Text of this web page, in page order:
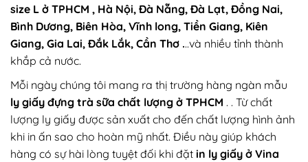
size L ở TPHCM , Hà Nội, Đà Nẵng, Đà Lạt, Đồng Nai,
Bình Dương, Biên Hòa, Vĩnh long, Tiền Giang, Kiên
Giang, Gia Lai, Đắk Lắk, Cần Thơ ...và nhiều tỉnh thành
khắp cả nước.
Mỗi ngày chúng tôi mang ra thị trường hàng ngàn mẫu
ly giấy đựng trà sữa chất lượng ở TPHCM . . Từ chất
lượng ly giấy được sản xuất cho đến chất lượng hình ảnh
khi in ấn sao cho hoàn mỹ nhất. Điều này giúp khách
hàng có sự hài lòng tuyệt đối khi đặt in ly giấy ở Vina